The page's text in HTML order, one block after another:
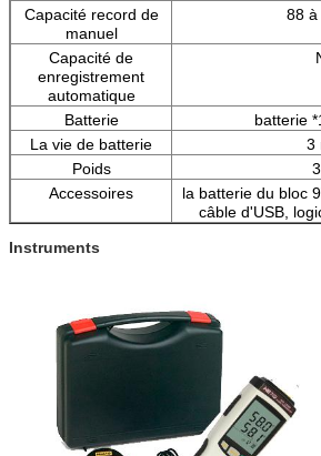
Capacité record de
manuel
88 à
Capacité de
enregistrement
automatique
Batterie
batterie
La vie de batterie
3
Poids
Accessoires
la batterie du bloc
câble d'USB,
Instruments